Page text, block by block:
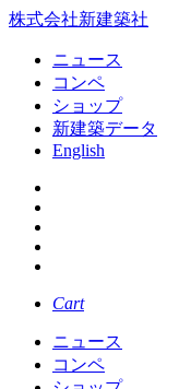
株式会社新建築社
ニュース
コンペ
ショップ
新建築データ
English
Cart
ニュース
コンペ